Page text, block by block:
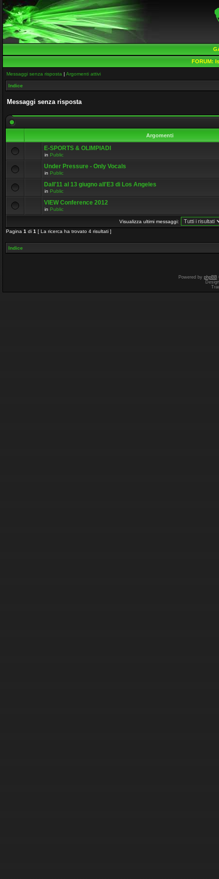
FORUM:
Messaggi senza risposta | Argomenti attivi
Indice
Messaggi senza risposta
Argomenti
E-SPORTS & OLIMPIADI
in Public
Under Pressure - Only Vocals
in Public
Dall'11 al 13 giugno all'E3 di Los Angeles
in Public
VIEW Conference 2012
in Public
Visualizza ultimi messaggi:
Pagina 1 di 1 [ La ricerca ha trovato 4 risultati ]
Indice
Powered by phpBB